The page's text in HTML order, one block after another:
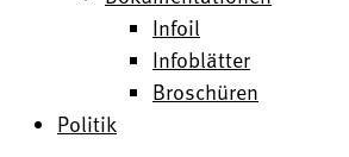
Infoil
Infoblätter
Broschüren
Politik